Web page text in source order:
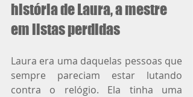
história de Laura, a mestre
em listas perdidas
Laura era uma daquelas pessoas que
sempre pareciam estar lutando
contra o relógio. Ela tinha uma